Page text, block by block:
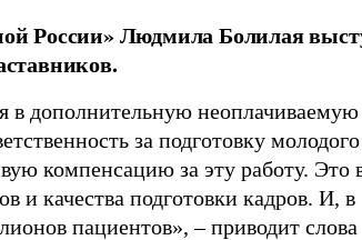
России» Людмила Болилая
в дополнительную неоплачиваемую
за подготовку молодого
компенсацию за эту работу. Это
и качества подготовки кадров. И, в
пациентов», – приводит слова